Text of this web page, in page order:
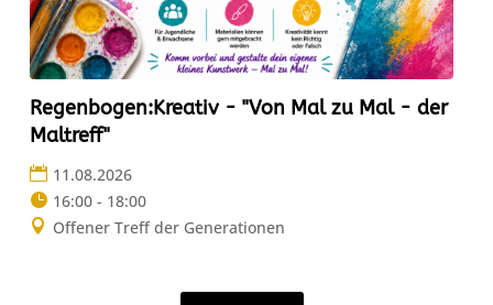
Regenbogen:Kreativ - "Von Mal zu Mal - der
Maltreff"
11.08.2026
16:00 - 18:00
Offener Treff der Generationen